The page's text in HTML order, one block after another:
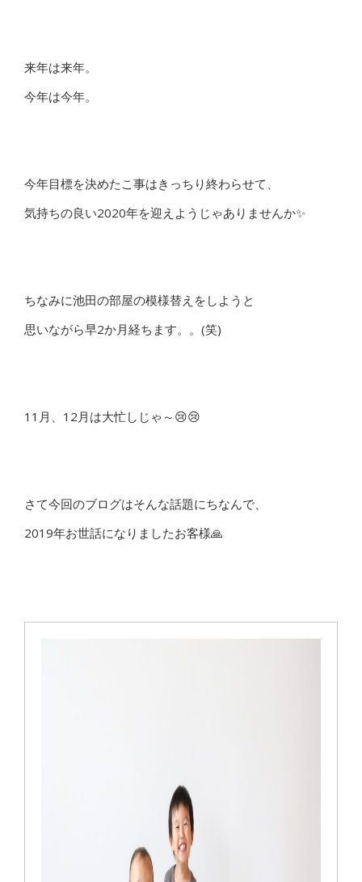
来年は来年。
今年は今年。
今年目標を決めたこ事はきっちり終わらせて、
気持ちの良い2020年を迎えようじゃありませんか✨
ちなみに池田の部屋の模様替えをしようと
思いながら早2か月経ちます。。(笑)
11月、12月は大忙しじゃ～😢😢
さて今回のブログはそんな話題にちなんで、
2019年お世話になりましたお客様🙏